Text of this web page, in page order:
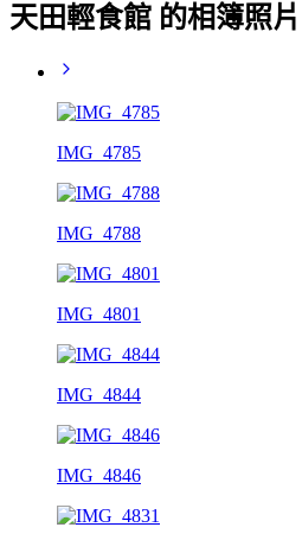
天田輕食館 的相簿照片
IMG_4785
IMG_4788
IMG_4801
IMG_4844
IMG_4846